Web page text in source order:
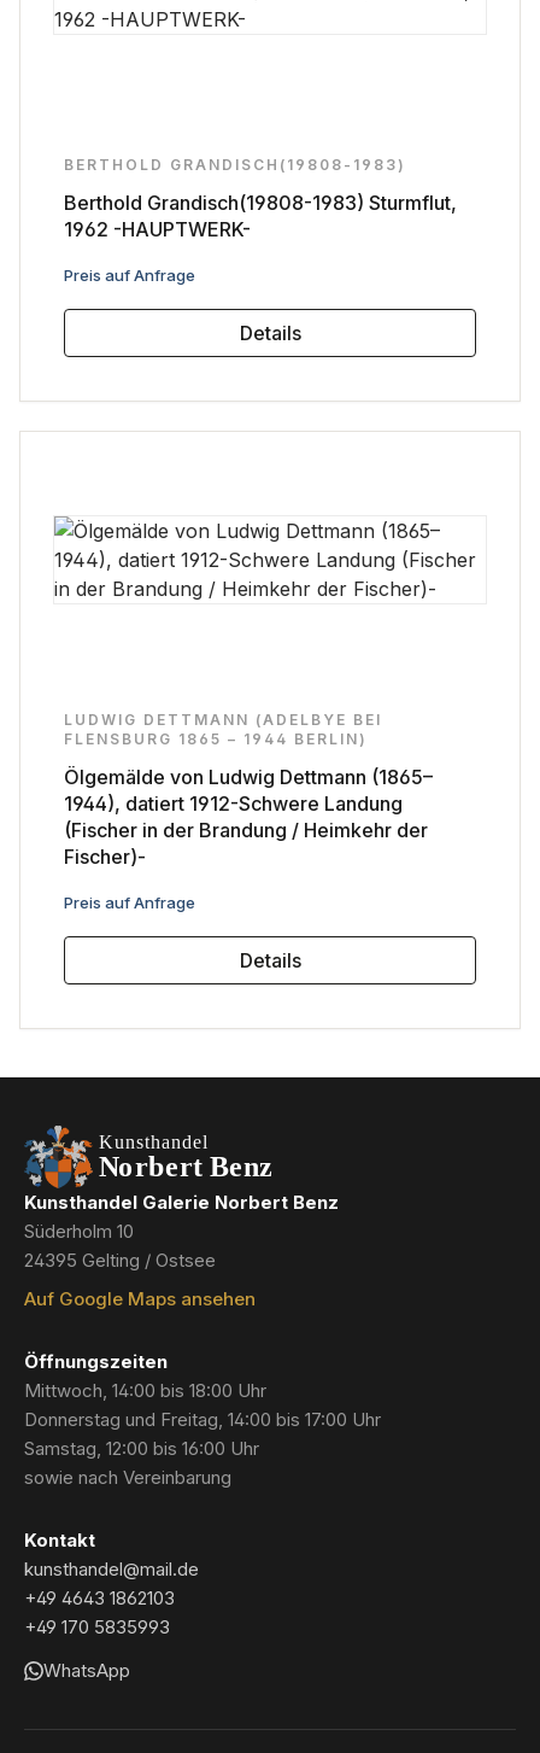
BERTHOLD GRANDISCH(19808-1983)
Berthold Grandisch(19808-1983) Sturmflut,
1962 -HAUPTWERK-
Regulärer Preis:
Preis auf Anfrage
Details
LUDWIG DETTMANN (ADELBYE BEI
FLENSBURG 1865 – 1944 BERLIN)
Ölgemälde von Ludwig Dettmann (1865–
1944), datiert 1912-Schwere Landung
(Fischer in der Brandung / Heimkehr der
Fischer)-
Regulärer Preis:
Preis auf Anfrage
Details
Kunsthandel Galerie Norbert Benz
Süderholm 10
24395 Gelting / Ostsee
Auf Google Maps ansehen
Öffnungszeiten
Mittwoch, 14:00 bis 18:00 Uhr
Donnerstag und Freitag, 14:00 bis 17:00 Uhr
Samstag, 12:00 bis 16:00 Uhr
sowie nach Vereinbarung
Kontakt
kunsthandel@mail.de
+49 4643 1862103
+49 170 5835993
WhatsApp